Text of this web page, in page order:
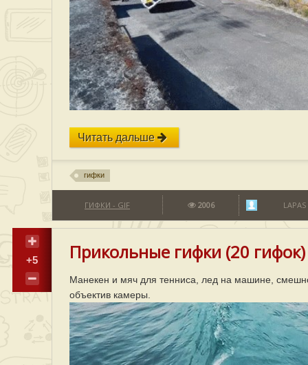
Читать дальше
гифки
ГИФКИ - GIF 2006 LAPAS
+5 Прикольные гифки (20
Манекен и мяч для тенниса, лед на машине,
объектив камеры.